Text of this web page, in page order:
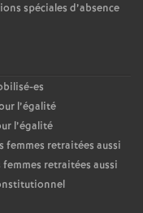
spéciales d’absence
es
l’égalité
l’égalité
femmes retraitées aussi
femmes retraitées aussi